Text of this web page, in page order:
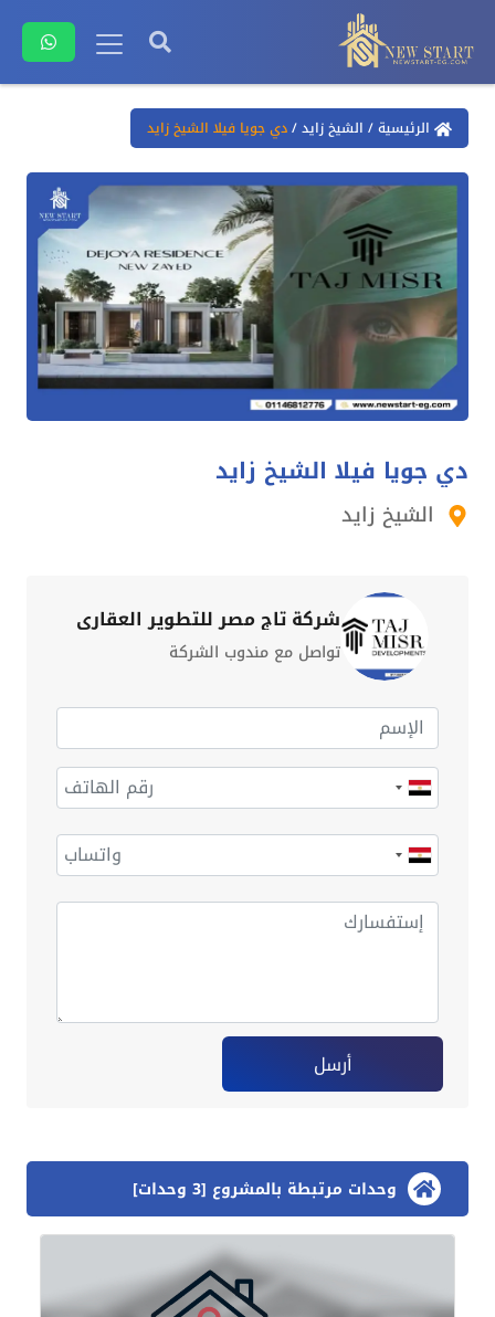
الرئيسية/ الشيخ زايد/دي جويا فيلا الشيخ زايد
دي جويا فيلا الشيخ زايد
الشيخ زايد
شركة تاج مصر للتطوير العقاري
تواصل مع مندوب الشركة
أرسل
وحدات مرتبطة بالمشروع [3 وحدات]